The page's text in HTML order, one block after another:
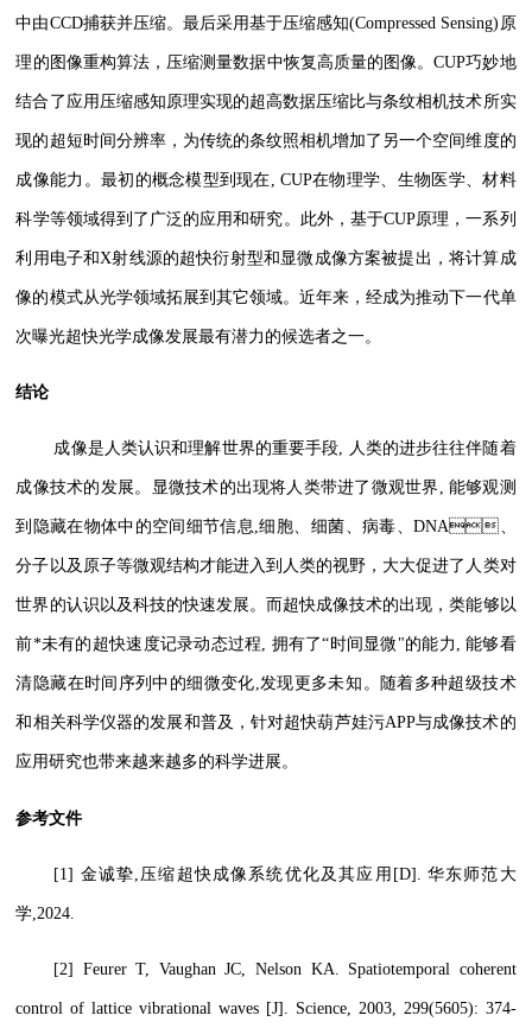
中由CCD捕获并压缩。最后采用基于压缩感知(Compressed Sensing)原
理的图像重构算法，压缩测量数据中恢复高质量的图像。CUP巧妙地
结合了应用压缩感知原理实现的超高数据压缩比与条纹相机技术所实
现的超短时间分辨率，为传统的条纹照相机增加了另一个空间维度的
成像能力。最初的概念模型到现在, CUP在物理学、生物医学、材料
科学等领域得到了广泛的应用和研究。此外，基于CUP原理，一系列
利用电子和X射线源的超快衍射型和显微成像方案被提出，将计算成
像的模式从光学领域拓展到其它领域。近年来，经成为推动下一代单
次曝光超快光学成像发展最有潜力的候选者之一。
结论
成像是人类认识和理解世界的重要手段, 人类的进步往往伴随着
成像技术的发展。显微技术的出现将人类带进了微观世界, 能够观测
到隐藏在物体中的空间细节信息,细胞、细菌、病毒、DNA、
分子以及原子等微观结构才能进入到人类的视野，大大促进了人类对
世界的认识以及科技的快速发展。而超快成像技术的出现，类能够以
前*未有的超快速度记录动态过程, 拥有了“时间显微"的能力, 能够看
清隐藏在时间序列中的细微变化,发现更多未知。随着多种超级技术
和相关科学仪器的发展和普及，针对超快葫芦娃污APP与成像技术的
应用研究也带来越来越多的科学进展。
参考文件
[1] 金诚挚,压缩超快成像系统优化及其应用[D]. 华东师范大
学,2024.
[2] Feurer T, Vaughan JC, Nelson KA. Spatiotemporal coherent
control of lattice vibrational waves [J]. Science, 2003, 299(5605): 374-